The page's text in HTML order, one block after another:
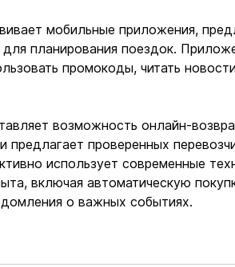
мобильные приложения,
планирования поездок.
промокоды, читать
возможность онлайн-
предлагает проверенных
использует современные
включая автоматическую
о важных событиях.